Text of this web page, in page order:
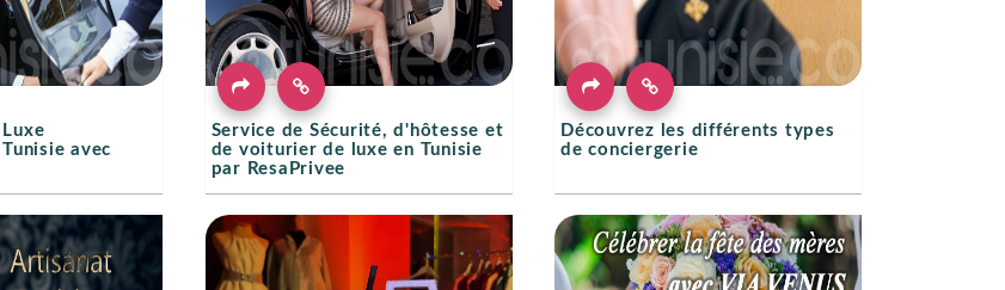
avec
Service de Sécurité, d'hôtesse et
de voiturier de luxe en Tunisie
par ResaPrivee
Découvrez les différents types
de conciergerie